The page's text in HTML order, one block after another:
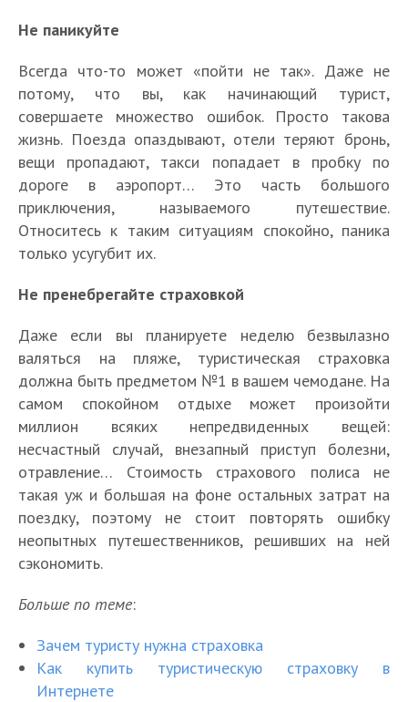
Не паникуйте
Всегда что-то может «пойти не так». Даже не
потому, что вы, как начинающий турист,
совершаете множество ошибок. Просто такова
жизнь. Поезда опаздывают, отели теряют бронь,
вещи пропадают, такси попадает в пробку по
дороге в аэропорт… Это часть большого
приключения, называемого путешествие.
Относитесь к таким ситуациям спокойно, паника
только усугубит их.
Не пренебрегайте страховкой
Даже если вы планируете неделю безвылазно
валяться на пляже, туристическая страховка
должна быть предметом №1 в вашем чемодане. На
самом спокойном отдыхе может произойти
миллион всяких непредвиденных вещей:
несчастный случай, внезапный приступ болезни,
отравление… Стоимость страхового полиса не
такая уж и большая на фоне остальных затрат на
поездку, поэтому не стоит повторять ошибку
неопытных путешественников, решивших на ней
сэкономить.
Больше по теме:
Зачем туристу нужна страховка
Как купить туристическую страховку в
Интернете